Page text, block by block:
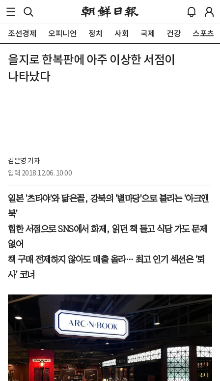
조선경제 오피니언 정치 사회 국제 건강 스포츠
을지로 한복판에 아주 이상한 서점이
나타났다
김은영 기자
입력 2018.12.06. 10:00
일본 '츠타야'와 닮은꼴, 강북의 '별마당'으로 불리는 '아크앤
북'
힙한 서점으로 SNS에서 화제, 읽던 책 들고 식당 가도 문제
없어
책 구매 전제하지 않아도 매출 올라… 최고 인기 섹션은 '퇴
사' 코너